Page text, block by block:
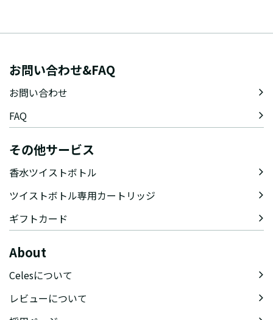
お問い合わせ&FAQ
お問い合わせ
FAQ
その他サービス
香水ツイストボトル
ツイストボトル専用カートリッジ
ギフトカード
About
Celesについて
レビューについて